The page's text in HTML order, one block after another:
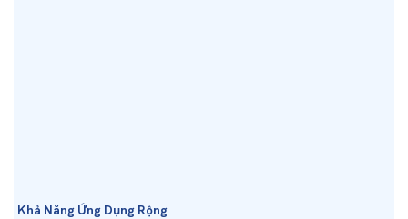
Khả Năng Ứng Dụng Rộng